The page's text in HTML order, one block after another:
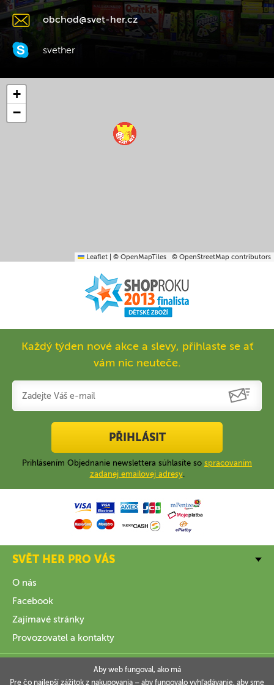
obchod@svet-her.cz
svether
+
−
Leaflet © OpenMapTiles © OpenStreetMap contributors
Každý týden nové akce a slevy, přihlaste se ať
vám nic neuteče.
PŘIHLÁSIT
Prihlásením Objednanie newslettera súhlasíte so spracovaním
zadanej emailovej adresy.
SVĚT HER PRO VÁS
O nás
Facebook
Zajímavé stránky
Provozovatel a kontakty
Aby web fungoval, ako má
Pre čo najlepší zážitok z nakupovania – aby fungovalo vyhľadávanie, aby sme